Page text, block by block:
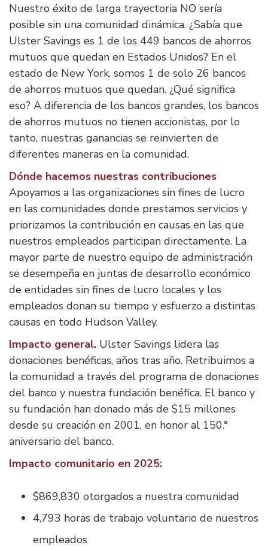
Nuestro éxito de larga trayectoria NO sería
posible sin una comunidad dinámica. ¿Sabía que
Ulster Savings es 1 de los 449 bancos de ahorros
mutuos que quedan en Estados Unidos? En el
estado de New York, somos 1 de solo 26 bancos
de ahorros mutuos que quedan. ¿Qué significa
eso? A diferencia de los bancos grandes, los bancos
de ahorros mutuos no tienen accionistas, por lo
tanto, nuestras ganancias se reinvierten de
diferentes maneras en la comunidad.
Dónde hacemos nuestras contribuciones
Apoyamos a las organizaciones sin fines de lucro
en las comunidades donde prestamos servicios y
priorizamos la contribución en causas en las que
nuestros empleados participan directamente. La
mayor parte de nuestro equipo de administración
se desempeña en juntas de desarrollo económico
de entidades sin fines de lucro locales y los
empleados donan su tiempo y esfuerzo a distintas
causas en todo Hudson Valley.
Impacto general. Ulster Savings lidera las
donaciones benéficas, años tras año. Retribuimos a
la comunidad a través del programa de donaciones
del banco y nuestra fundación benéfica. El banco y
su fundación han donado más de $15 millones
desde su creación en 2001, en honor al 150.°
aniversario del banco.
Impacto comunitario en 2025:
$869,830 otorgados a nuestra comunidad
4,793 horas de trabajo voluntario de nuestros
empleados